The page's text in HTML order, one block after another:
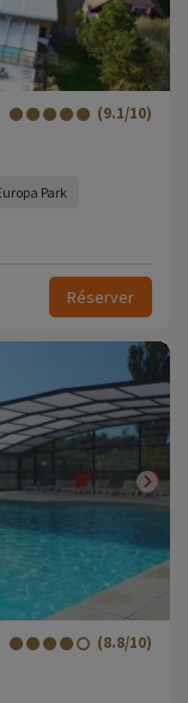
(9.1/10)
Park
Réserver
(8.8/10)